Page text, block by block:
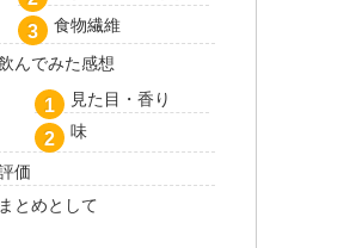
食物繊維
んでみた感想
見た目・香り
味
価
まとめとして